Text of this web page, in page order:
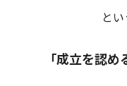
と
「成立を認